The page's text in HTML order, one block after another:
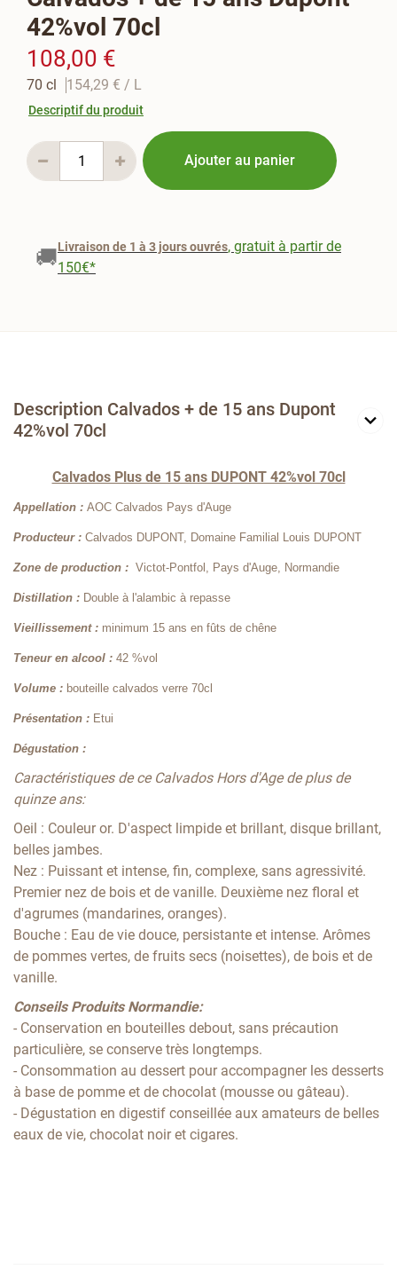
42%vol 70cl
108,00 €
70 cl 154,29 € / L
Descriptif du produit
Ajouter au panier
🚚Livraison de 1 à 3 jours ouvrés, gratuit à partir de
150€*
Description Calvados + de 15 ans Dupont
42%vol 70cl
Calvados Plus de 15 ans DUPONT 42%vol 70cl
Appellation : AOC Calvados Pays d'Auge
Producteur : Calvados DUPONT, Domaine Familial Louis DUPONT
Zone de production : Victot-Pontfol, Pays d'Auge, Normandie
Distillation : Double à l'alambic à repasse
Vieillissement : minimum 15 ans en fûts de chêne
Teneur en alcool : 42 %vol
Volume : bouteille calvados verre 70cl
Présentation : Etui
Dégustation :
Caractéristiques de ce Calvados Hors d'Age de plus de
quinze ans:
Oeil : Couleur or. D'aspect limpide et brillant, disque brillant,
belles jambes.
Nez : Puissant et intense, fin, complexe, sans agressivité.
Premier nez de bois et de vanille. Deuxième nez floral et
d'agrumes (mandarines, oranges).
Bouche : Eau de vie douce, persistante et intense. Arômes
de pommes vertes, de fruits secs (noisettes), de bois et de
vanille.
Conseils Produits Normandie:
- Conservation en bouteilles debout, sans précaution
particulière, se conserve très longtemps.
- Consommation au dessert pour accompagner les desserts
à base de pomme et de chocolat (mousse ou gâteau).
- Dégustation en digestif conseillée aux amateurs de belles
eaux de vie, chocolat noir et cigares.